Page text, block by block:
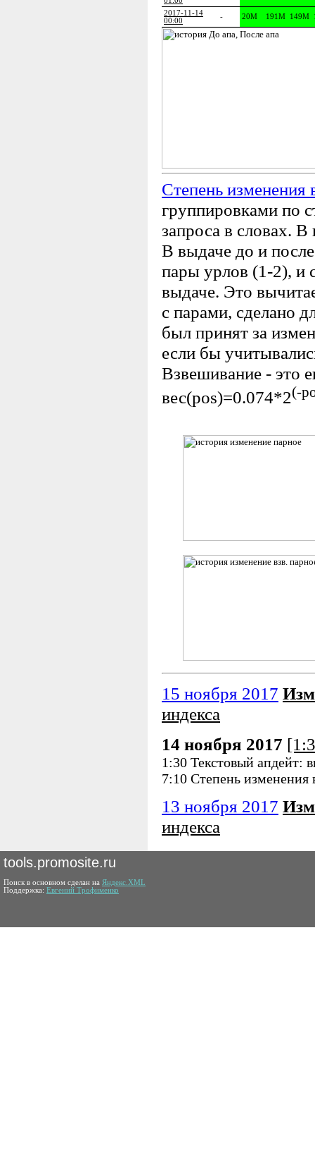
2017-11-14
00:00
- 20M 191M 149M
Степень изменения
группировками по
запроса в словах.
В выдаче до и
пары урлов (1-2), и
выдаче. Это
с парами, сделано
был принят за
если бы
Взвешивание - это
вес(pos)=0.074*2(-
15 ноября 2017
индекса
14 ноября 2017
1:30 Текстовый апдейт:
7:10 Степень
13 ноября 2017
индекса
tools.promosite.ru
Поиск в основном сделан на Яндекс.XML
Поддержка: Евгений Трофименко